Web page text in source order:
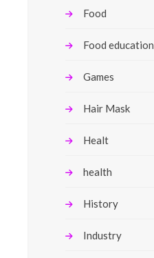
Food
Food education
Games
Hair Mask
Healt
health
History
Industry